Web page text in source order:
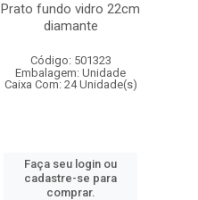
Prato fundo vidro 22cm
diamante
Código: 501323
Embalagem: Unidade
Caixa Com: 24 Unidade(s)
Faça seu login ou
cadastre-se para
comprar.